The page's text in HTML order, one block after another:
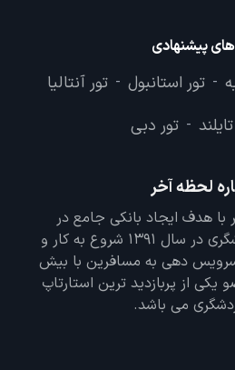
پیشنهادی
- تور استانبول - تور آنتالیا
- تور دبی
لحظه آخر
هدف ایجاد بانکی جامع در
تمامی زمینه های گردشگری در سال 1391 شروع به کار و
12 سال سرویس دهی به مسافرین با بیش
یکی از پربازدید ترین استارتاپ
می باشد.